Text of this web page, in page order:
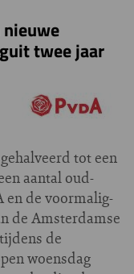
twee jaar
tot een
aantal oud-
en de voormalig-
de Amsterdamse
de
woensdag